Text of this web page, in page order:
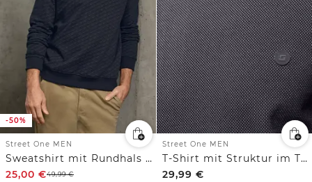
-50%
Street One MEN
Sweatshirt mit Rundhals und Print
25,00 €49,99€
Street One MEN
T-Shirt mit Struktur im Two-Tone-Look
29,99 €